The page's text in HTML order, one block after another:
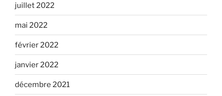
juillet 2022
mai 2022
février 2022
janvier 2022
décembre 2021